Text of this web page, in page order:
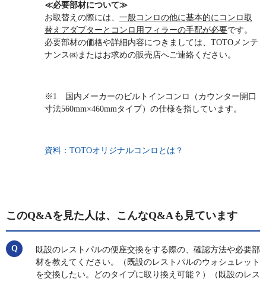
≪必要部材について≫
お取替えの際には、 一般コンロの他に基本的にコンロ取
替えアダプターとコンロ用フィラーの手配が必要です。
必要部材の価格や詳細内容につきましては、TOTOメンテ
ナンス㈱またはお求めの販売店へご連絡ください。
※1 国内メーカーのビルトインコンロ（カウンター開口
寸法560mm×460mmタイプ）の仕様を指しています。
資料：TOTOオリジナルコンロとは？
このQ&Aを見た人は、こんなQ&Aも見ています
既設のレストパルの便座交換をする際の、確認方法や必要部
材を教えてください。（既設のレストパルのウォシュレット
を交換したい。どのタイプに取り換え可能？）（既設のレス